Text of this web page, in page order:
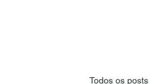
Todos os posts